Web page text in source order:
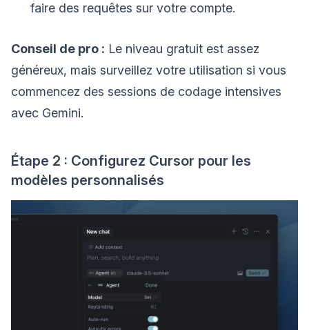
faire des requêtes sur votre compte.
Conseil de pro : Le niveau gratuit est assez
généreux, mais surveillez votre utilisation si vous
commencez des sessions de codage intensives
avec Gemini.
Étape 2 : Configurez Cursor pour les
modèles personnalisés